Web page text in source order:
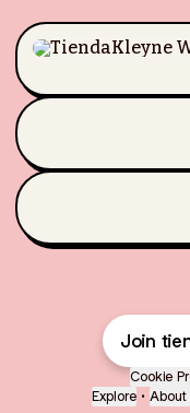
WhatsApp
Join
Cookie
Explore •